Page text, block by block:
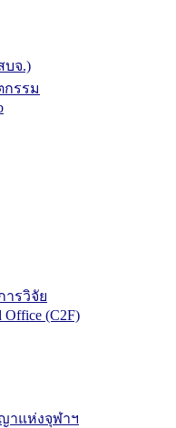
บจ.)
กรรม
รวิจัย
Office (C2F)
าแห่งจุฬาฯ